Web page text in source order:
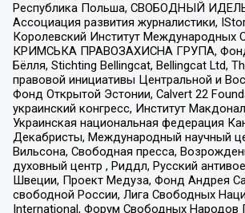
Республика Польша, СВОБОДНЫЙ
Ассоциация развития журналистики,
Королевский Институт Международных
КРИМСЬКА ПРАВОЗАХИСНА ГРУПА, Фонд
Бёлля, Stichting Bellingcat, Bellingcat Ltd,
правовой инициативы Центральной и
Фонд Открытой Эстонии, Calvert 22
украинский конгресс, Институт
Украинская национальная федерация
Декабристы, Международный научный
Вильсона, Свободная пресса,
духовный центр , Риддл, Русский
Швеции, Проект Медуза, Фонд Андрея
свободной России, Лига Свободных
International, Форум Свободных Народов